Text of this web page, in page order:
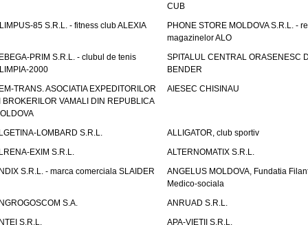
CUB
85 S.R.L. - fitness club ALEXIA
PHONE STORE MOLDOVA S.R.L. -
magazinelor ALO
PRIM S.R.L. - clubul de tenis
2000
SPITALUL CENTRAL ORASENESC
BENDER
TRANS. ASOCIATIA EXPEDITORILOR
BROKERILOR VAMALI DIN REPUBLICA
AIESEC CHISINAU
LOMBARD S.R.L.
ALLIGATOR, club sportiv
EXIM S.R.L.
ALTERNOMATIX S.R.L.
S.R.L. - marca comerciala SLAIDER
ANGELUS MOLDOVA, Fundatia
Medico-sociala
S.A.
ANRUAD S.R.L.
S.R.L.
APA-VIETII S.R.L.